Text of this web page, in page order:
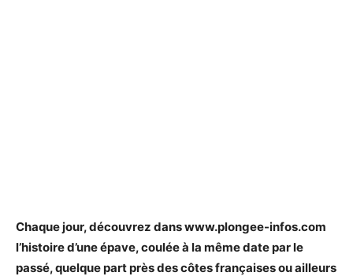
Chaque jour, découvrez dans www.plongee-infos.com
l’histoire d’une épave, coulée à la même date par le
passé, quelque part près des côtes françaises ou ailleurs